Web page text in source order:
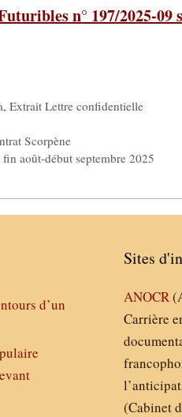
n° 197/2025-09
,Extrait Lettre confidentielle
Scorpène
août-début septembre 2025
d’un
Sites
ANOCR
Carrière
(Cabinet